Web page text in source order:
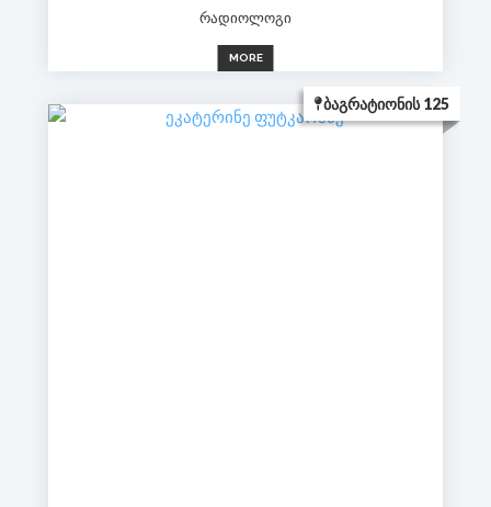
რადიოლოგი
MORE
ᲑᲐᲒᲠᲐᲢᲘᲝᲜᲘᲡ 125